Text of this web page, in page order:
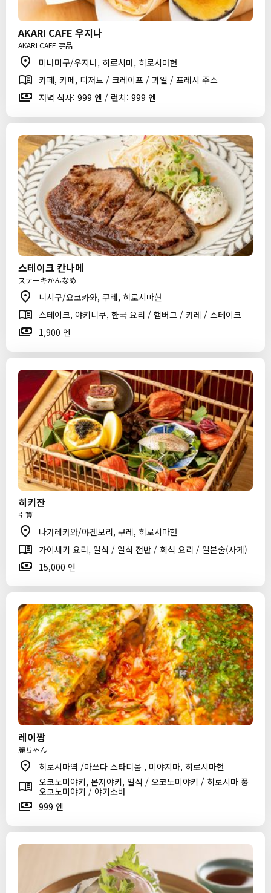
AKARI CAFE 우지나
AKARI CAFE 宇品
미나미구/우지나, 히로시마, 히로시마현
카페, 카페, 디저트 / 크레이프 / 과일 / 프레시 주스
저녁 식사: 999 엔 / 런치: 999 엔
스테이크 칸나메
ステーキかんなめ
니시구/요코카와, 쿠레, 히로시마현
스테이크, 야키니쿠, 한국 요리 / 햄버그 / 카레 / 스테이크
1,900 엔
히키잔
引算
나가레카와/야겐보리, 쿠레, 히로시마현
가이세키 요리, 일식 / 일식 전반 / 회석 요리 / 일본술(사케)
15,000 엔
레이짱
麗ちゃん
히로시마역 /마쓰다 스타디움 , 미야지마, 히로시마현
오코노미야키, 몬자야키, 일식 / 오코노미야키 / 히로시마 풍
오코노미야키 / 야키소바
999 엔